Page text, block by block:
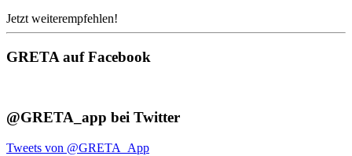
Jetzt weiterempfehlen!
GRETA auf Facebook
@GRETA_app bei Twitter
Tweets von @GRETA_App